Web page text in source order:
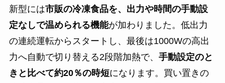
新型には市販の冷凍食品を、出力や時間の手動設
定なしで温められる機能が加わりました。低出力
の連続運転からスタートし、最後は1000Wの高出
力へ自動で切り替える2段階加熱で、 手動設定のと
きと比べて約20％の時短になります。買い置きの